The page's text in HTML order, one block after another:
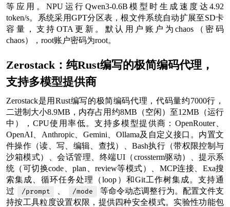
等应用。NPU运行Qwen3-0.6B模型时生成速度达4.92
token/s。系统采用GPT分区表，根文件系统自动扩展至SD卡
容量，支持OTA更新。默认用户账户为chaos（密码
chaos），root账户密码为root。
Zerostack：纯Rust编写的极简编码代理，
支持多模型提供商
Zerostack是用Rust编写的极简编码代理，代码量约7000行，
二进制大小8.9MB，内存占用约8MB（空闲）至12MB（运行
中），CPU使用率低。支持多模型提供商：OpenRouter、
OpenAI、Anthropic、Gemini、Ollama及自定义接口。内置文
件操作（读、写、编辑、查找）、Bash执行（带权限控制与
沙箱模式）、会话管理、终端UI（crossterm驱动）、提示系
统（可切换code、plan、review等模式）、MCP连接、Exa搜
索集成、循环任务处理（loop）和Git工作树集成。支持通
过
/prompt /mode
等命令动态调整行为。配置文件支
持按工具粒度设置权限，提供四种安全模式。实验性功能包